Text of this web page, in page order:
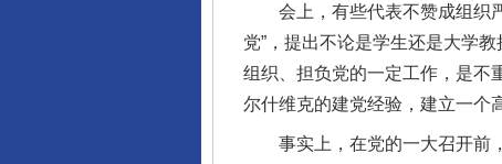
会上，有些代表不赞成组织严
党”，提出不论是学生还是大学
组织、担负党的一定工作，是不
尔什维克的建党经验，建立一个
事实上，在党的一大召开前，